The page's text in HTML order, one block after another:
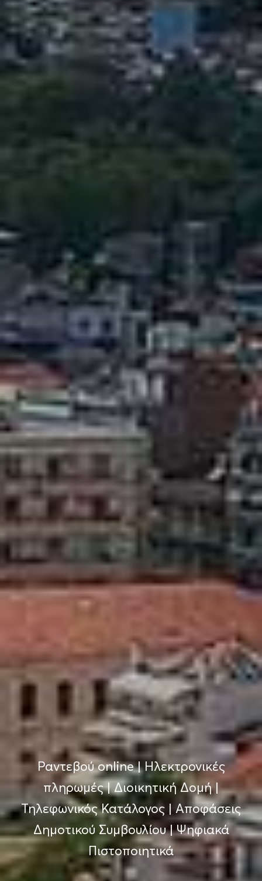
Ραντεβού online|Ηλεκτρονικές
πληρωμές|Διοικητική Δομή|
Τηλεφωνικός Κατάλογος |Αποφάσεις
Δημοτικού Συμβουλίου|Ψηφιακά
Πιστοποιητικά